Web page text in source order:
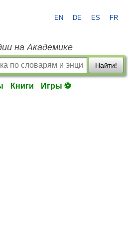
EN DE ES FR
на Академике
Найти!
Книги Игры ⚽